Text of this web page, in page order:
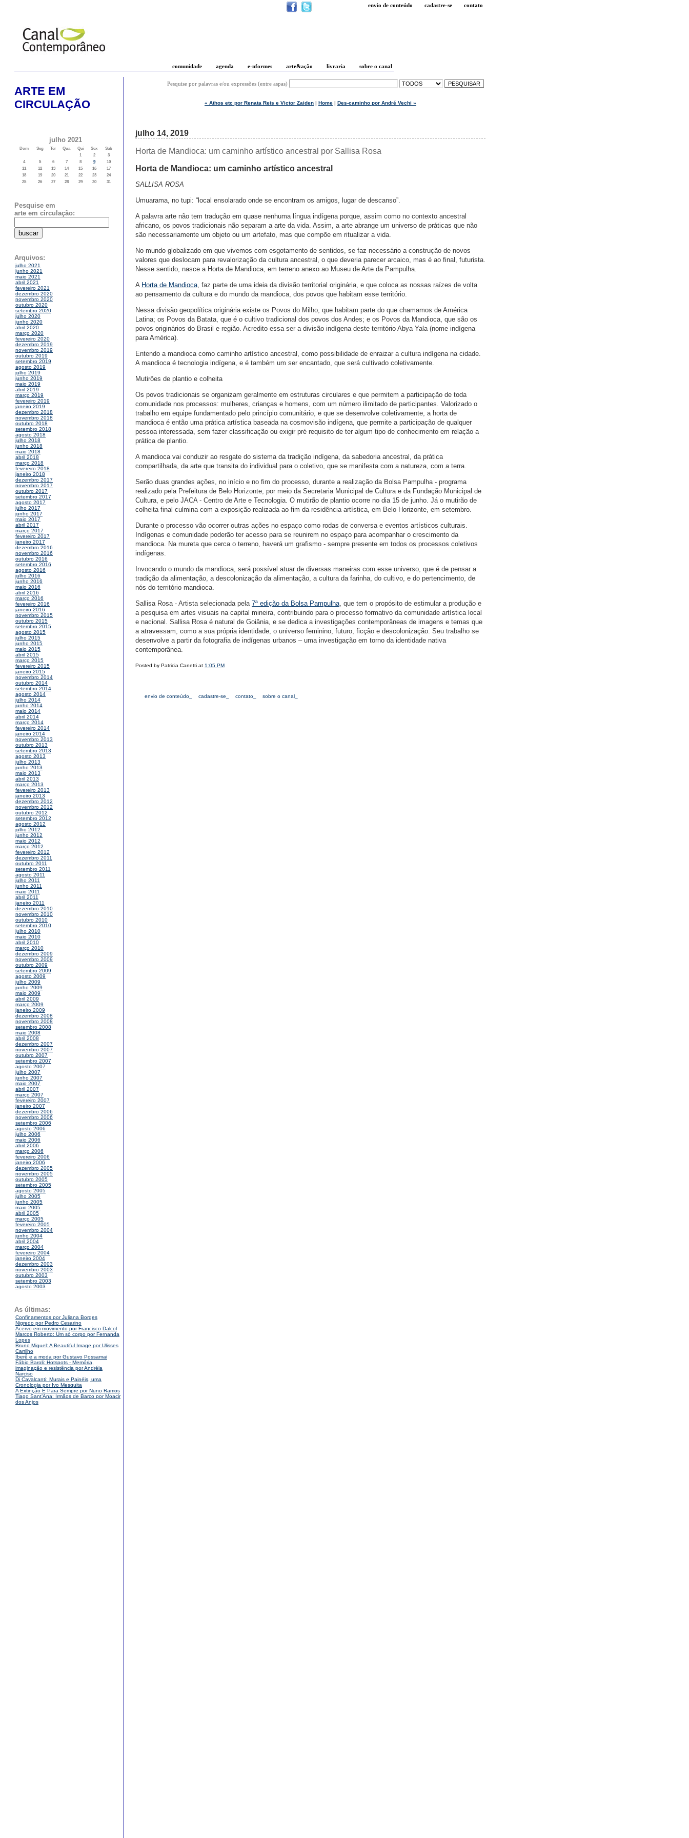
envio de conteúdo cadastre-se contato
comunidade agenda e-nformes arte&ação livraria sobre o canal
ARTE EM
CIRCULAÇÃO
julho 2021
Dom Seg Ter Qua Qui Sex
Sab
1
2
3
4
5 6 7 8 9
10
11
12 13 14 15 16
17
18
19 20 21 22 23
24
25
26 27 28 29 30 31
Pesquise em
arte em circulação:
Arquivos:
julho 2021
junho 2021
maio 2021
abril 2021
fevereiro 2021
dezembro 2020
novembro 2020
outubro 2020
setembro 2020
julho 2020
junho 2020
abril 2020
março 2020
fevereiro 2020
dezembro 2019
novembro 2019
outubro 2019
setembro 2019
agosto 2019
julho 2019
junho 2019
maio 2019
abril 2019
março 2019
fevereiro 2019
janeiro 2019
dezembro 2018
novembro 2018
outubro 2018
setembro 2018
agosto 2018
julho 2018
junho 2018
maio 2018
abril 2018
março 2018
fevereiro 2018
janeiro 2018
dezembro 2017
novembro 2017
outubro 2017
setembro 2017
agosto 2017
julho 2017
junho 2017
maio 2017
abril 2017
março 2017
fevereiro 2017
janeiro 2017
dezembro 2016
novembro 2016
outubro 2016
setembro 2016
agosto 2016
julho 2016
junho 2016
maio 2016
abril 2016
março 2016
fevereiro 2016
janeiro 2016
novembro 2015
outubro 2015
setembro 2015
agosto 2015
julho 2015
junho 2015
maio 2015
abril 2015
março 2015
fevereiro 2015
janeiro 2015
novembro 2014
outubro 2014
setembro 2014
agosto 2014
julho 2014
junho 2014
maio 2014
abril 2014
março 2014
fevereiro 2014
janeiro 2014
novembro 2013
outubro 2013
setembro 2013
agosto 2013
julho 2013
junho 2013
maio 2013
abril 2013
março 2013
fevereiro 2013
janeiro 2013
dezembro 2012
novembro 2012
outubro 2012
setembro 2012
agosto 2012
julho 2012
junho 2012
maio 2012
março 2012
fevereiro 2012
dezembro 2011
outubro 2011
setembro 2011
agosto 2011
julho 2011
junho 2011
maio 2011
abril 2011
janeiro 2011
dezembro 2010
novembro 2010
outubro 2010
setembro 2010
julho 2010
maio 2010
abril 2010
março 2010
dezembro 2009
novembro 2009
outubro 2009
setembro 2009
agosto 2009
julho 2009
junho 2009
maio 2009
abril 2009
março 2009
janeiro 2009
dezembro 2008
novembro 2008
setembro 2008
maio 2008
abril 2008
dezembro 2007
novembro 2007
outubro 2007
setembro 2007
agosto 2007
julho 2007
junho 2007
maio 2007
abril 2007
março 2007
fevereiro 2007
janeiro 2007
dezembro 2006
novembro 2006
setembro 2006
agosto 2006
julho 2006
maio 2006
abril 2006
março 2006
fevereiro 2006
janeiro 2006
dezembro 2005
novembro 2005
outubro 2005
setembro 2005
agosto 2005
julho 2005
junho 2005
maio 2005
abril 2005
março 2005
fevereiro 2005
novembro 2004
junho 2004
abril 2004
março 2004
fevereiro 2004
janeiro 2004
dezembro 2003
novembro 2003
outubro 2003
setembro 2003
agosto 2003
As últimas:
Confinamentos por Juliana Borges
Nigredo por Pedro Cesarino
Acervo em movimento por Francisco Dalcol
Marcos Roberto: Um só corpo por Fernanda
Lopes
Bruno Miguel: A Beautiful Image por Ulisses
Carrilho
Iberê e a moda por Gustavo Possamai
Fábio Baroli: Hotspots - Memória,
imaginação e resistência por Andréia
Narciso
Di Cavalcanti: Murais e Painéis, uma
Cronologia por Ivo Mesquita
A Extinção É Para Sempre por Nuno Ramos
Tiago Sant’Ana: Irmãos de Barco por Moacir
dos Anjos
Pesquise por palavras e/ou expressões (entre aspas)
« Athos etc por Renata Reis e Victor Zaiden | Home | Des-caminho por André Vechi »
julho 14, 2019
Horta de Mandioca: um caminho artístico ancestral por Sallisa Rosa
Horta de Mandioca: um caminho artístico ancestral
SALLISA ROSA
Umuarama, no tupi: “local ensolarado onde se encontram os amigos, lugar de descanso”.
A palavra arte não tem tradução em quase nenhuma língua indígena porque, assim como no contexto ancestral
africano, os povos tradicionais não separam a arte da vida. Assim, a arte abrange um universo de práticas que não
são necessariamente um objeto ou um artefato, mas que compõe em ritualizar a vida.
No mundo globalizado em que vivemos com esgotamento de sentidos, se faz necessário a construção de novos
valores que deslocam para revalorização da cultura ancestral, o que deveria parecer arcaico, mas é ao final, futurista.
Nesse sentido, nasce a Horta de Mandioca, em terreno anexo ao Museu de Arte da Pampulha.
A Horta de Mandioca, faz parte de uma ideia da divisão territorial originária, e que coloca as nossas raízes de volta
ao pensamento da cultura e do mundo da mandioca, dos povos que habitam esse território.
Nessa divisão geopolítica originária existe os Povos do Milho, que habitam parte do que chamamos de América
Latina; os Povos da Batata, que é o cultivo tradicional dos povos dos Andes; e os Povos da Mandioca, que são os
povos originários do Brasil e região. Acredito essa ser a divisão indígena deste território Abya Yala (nome indígena
para América).
Entendo a mandioca como caminho artístico ancestral, como possibilidade de enraizar a cultura indígena na cidade.
A mandioca é tecnologia indígena, e é também um ser encantado, que será cultivado coletivamente.
Mutirões de plantio e colheita
Os povos tradicionais se organizam geralmente em estruturas circulares e que permitem a participação de toda
comunidade nos processos: mulheres, crianças e homens, com um número ilimitado de participantes. Valorizado o
trabalho em equipe fundamentado pelo princípio comunitário, e que se desenvolve coletivamente, a horta de
mandioca é então uma prática artística baseada na cosmovisão indígena, que permite a participação de qualquer
pessoa interessada, sem fazer classificação ou exigir pré requisito de ter algum tipo de conhecimento em relação a
prática de plantio.
A mandioca vai conduzir ao resgate do sistema da tradição indígena, da sabedoria ancestral, da prática
compartilhada, da arte que transita do individual para o coletivo, que se manifesta com a natureza, com a terra.
Serão duas grandes ações, no início e no fim do processo, durante a realização da Bolsa Pampulha - programa
realizado pela Prefeitura de Belo Horizonte, por meio da Secretaria Municipal de Cultura e da Fundação Municipal de
Cultura, e pelo JACA - Centro de Arte e Tecnologia. O mutirão de plantio ocorre no dia 15 de junho. Já o mutirão de
colheita final culmina com a exposição realizada ao fim da residência artística, em Belo Horizonte, em setembro.
Durante o processo vão ocorrer outras ações no espaço como rodas de conversa e eventos artísticos culturais.
Indígenas e comunidade poderão ter acesso para se reunirem no espaço para acompanhar o crescimento da
mandioca. Na mureta que cerca o terreno, haverá um grafismo - sempre presente em todos os processos coletivos
indígenas.
Invocando o mundo da mandioca, será possível atuar de diversas maneiras com esse universo, que é de pensar a
tradição da alimentação, a descolonização da alimentação, a cultura da farinha, do cultivo, e do pertencimento, de
nós do território mandioca.
Sallisa Rosa - Artista selecionada pela 7ª edição da Bolsa Pampulha, que tem o propósito de estimular a produção e
a pesquisa em artes visuais na capital mineira, contribuindo para o processo formativo da comunidade artística local
e nacional. Sallisa Rosa é natural de Goiânia, e se dedica a investigações contemporâneas de imagens e temas que
a atravessam, como a sua própria identidade, o universo feminino, futuro, ficção e descolonização. Seu trabalho se
desenvolve a partir da fotografia de indígenas urbanos – uma investigação em torno da identidade nativa
contemporânea.
Posted by Patricia Canetti at 1:05 PM
envio de conteúdo_ cadastre-se_ contato_ sobre o canal_